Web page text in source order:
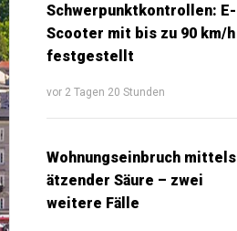
Schwerpunktkontrollen: E-
Scooter mit bis zu 90 km/h
festgestellt
vor 2 Tagen 20 Stunden
Wohnungseinbruch mittels
ätzender Säure – zwei
weitere Fälle